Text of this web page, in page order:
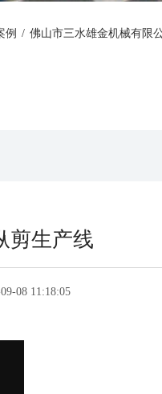
例 / 佛山市三水雄金机械有限
剪生产线
08 11:18:05